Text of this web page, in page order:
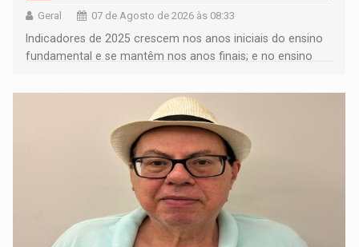
Geral 07 de Agosto de 2026 às 08:33
Indicadores de 2025 crescem nos anos iniciais do ensino
fundamental e se mantêm nos anos finais; e no ensino